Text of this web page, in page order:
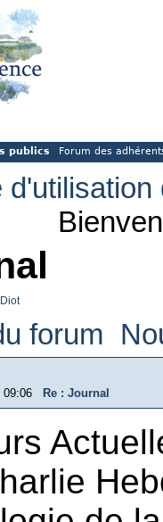
publics Forum des
forum
09:06 Re : Journal